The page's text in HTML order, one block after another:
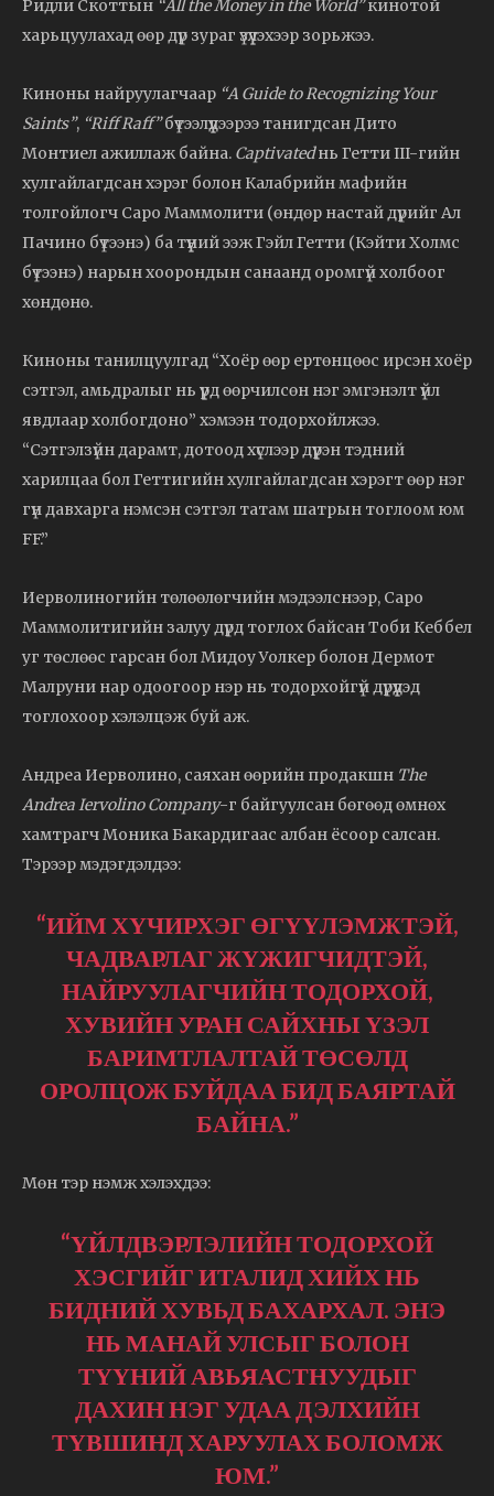
Ридли Скоттын “All the Money in the World”кинотой
харьцуулахад өөр дүр зураг үзүүлэхээр зорьжээ.
Киноны найруулагчаар “A Guide to Recognizing Your
Saints”, “Riff Raff”бүтээлүүдээрээ танигдсан Дито
Монтиел ажиллаж байна. Captivatedнь Гетти III-гийн
хулгайлагдсан хэрэг болон Калабрийн мафийн
толгойлогч Саро Маммолити (өндөр настай дүрийг Ал
Пачино бүтээнэ) ба түүний ээж Гэйл Гетти (Кэйти Холмс
бүтээнэ) нарын хоорондын санаанд оромгүй холбоог
хөндөнө.
Киноны танилцуулгад “Хоёр өөр ертөнцөөс ирсэн хоёр
сэтгэл, амьдралыг нь үүрд өөрчилсөн нэг эмгэнэлт үйл
явдлаар холбогдоно” хэмээн тодорхойлжээ.
“Сэтгэлзүйн дарамт, дотоод хүслээр дүүрэн тэдний
харилцаа бол Геттигийн хулгайлагдсан хэрэгт өөр нэг
гүн давхарга нэмсэн сэтгэл татам шатрын тоглоом юм
FF.”
Иерволиногийн төлөөлөгчийн мэдээлснээр, Саро
Маммолитигийн залуу дүрд тоглох байсан Тоби Кеббел
уг төслөөс гарсан бол Мидоу Уолкер болон Дермот
Малруни нар одоогоор нэр нь тодорхойгүй дүрүүдэд
тоглохоор хэлэлцэж буй аж.
Андреа Иерволино, саяхан өөрийн продакшн The
Andrea Iervolino Company-г байгуулсан бөгөөд өмнөх
хамтрагч Моника Бакардигаас албан ёсоор салсан.
Тэрээр мэдэгдэлдээ:
“ИЙМ ХҮЧИРХЭГ ӨГҮҮЛЭМЖТЭЙ,
ЧАДВАРЛАГ ЖҮЖИГЧИДТЭЙ,
НАЙРУУЛАГЧИЙН ТОДОРХОЙ,
ХУВИЙН УРАН САЙХНЫ ҮЗЭЛ
БАРИМТЛАЛТАЙ ТӨСӨЛД
ОРОЛЦОЖ БУЙДАА БИД БАЯРТАЙ
БАЙНА.”
Мөн тэр нэмж хэлэхдээ:
“ҮЙЛДВЭРЛЭЛИЙН ТОДОРХОЙ
ХЭСГИЙГ ИТАЛИД ХИЙХ НЬ
БИДНИЙ ХУВЬД БАХАРХАЛ. ЭНЭ
НЬ МАНАЙ УЛСЫГ БОЛОН
ТҮҮНИЙ АВЬЯАСТНУУДЫГ
ДАХИН НЭГ УДАА ДЭЛХИЙН
ТҮВШИНД ХАРУУЛАХ БОЛОМЖ
ЮМ.”